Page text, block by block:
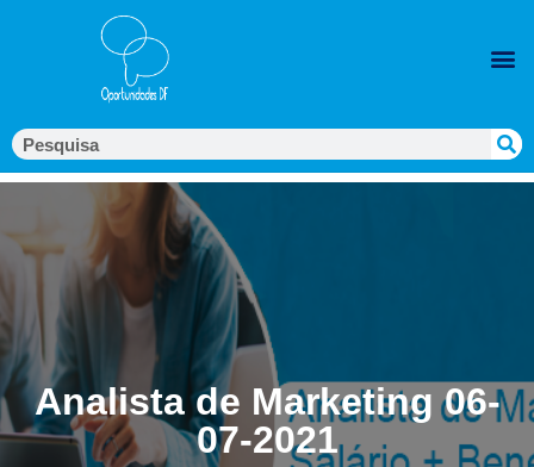
Analista de Marketing 06-
07-2021